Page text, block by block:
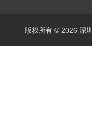
版权所有 © 2026 深